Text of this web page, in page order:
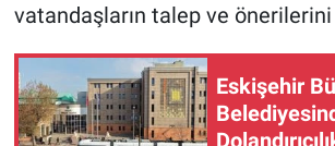
vatandaşların talep ve
Eskişehir